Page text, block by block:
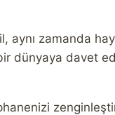
aynı zamanda
dünyaya davet